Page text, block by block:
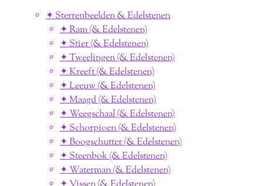
✦ Sterrenbeelden & Edelstenen
✦ Ram (& Edelstenen)
✦ Stier (& Edelstenen)
✦ Tweelingen (& Edelstenen)
✦ Kreeft (& Edelstenen)
✦ Leeuw (& Edelstenen)
✦ Maagd (& Edelstenen)
✦ Weegschaal (& Edelstenen)
✦ Schorpioen (& Edelstenen)
✦ Boogschutter (& Edelstenen)
✦ Steenbok (& Edelstenen)
✦ Waterman (& Edelstenen)